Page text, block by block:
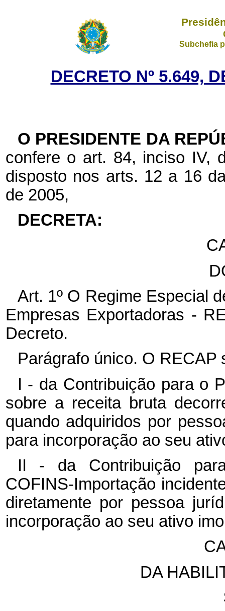
Subchefia
DECRETO Nº 5.649,
O PRESIDENTE DA
confere o art. 84, inciso IV,
disposto nos arts. 12 a 16
de 2005,
DECRETA:
Art. 1º O Regime Especial
Empresas Exportadoras -
Decreto.
Parágrafo único. O RECAP
I - da Contribuição para o
sobre a receita bruta
quando adquiridos por
para incorporação ao seu
II - da Contribuição
COFINS-Importação
diretamente por pessoa
incorporação ao seu ativo
DA